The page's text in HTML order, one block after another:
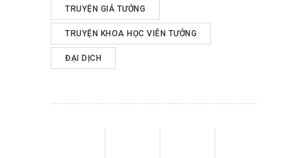
TRUYỆN GIẢ TƯỞNG
TRUYỆN KHOA HỌC VIỄN TƯỞNG
ĐẠI DỊCH